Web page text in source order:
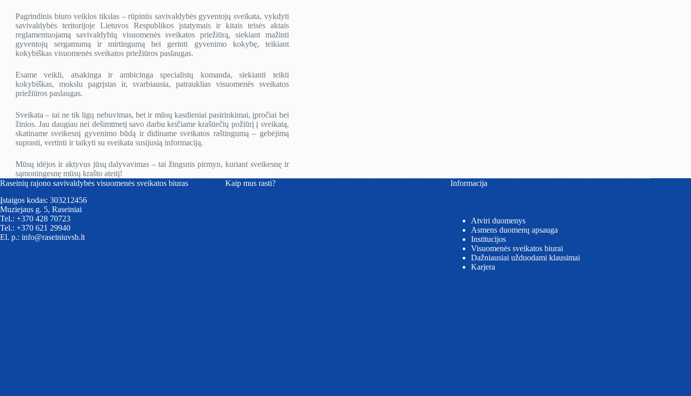
Pagrindinis biuro veiklos tikslas – rūpintis savivaldybės gyventojų sveikata, vykdyti
savivaldybės teritorijoje Lietuvos Respublikos įstatymais ir kitais teisės aktais
reglamentuojamą savivaldybių visuomenės sveikatos priežiūrą, siekiant mažinti
gyventojų sergamumą ir mirtingumą bei gerinti gyvenimo kokybę, teikiant
kokybiškas visuomenės sveikatos priežiūros paslaugas.
Esame veikli, atsakinga ir ambicinga specialistų komanda, siekianti teikti
kokybiškas, mokslu pagrįstas ir, svarbiausia, patrauklias visuomenės sveikatos
priežiūros paslaugas.
Sveikata – tai ne tik ligų nebuvimas, bet ir mūsų kasdieniai pasirinkimai, įpročiai bei
žinios. Jau daugiau nei dešimtmetį savo darbu keičiame kraštiečių požiūrį į sveikatą,
skatiname sveikesnį gyvenimo būdą ir didiname sveikatos raštingumą – gebėjimą
suprasti, vertinti ir taikyti su sveikata susijusią informaciją.
Mūsų idėjos ir aktyvus jūsų dalyvavimas – tai žingsnis pirmyn, kuriant sveikesnę ir
sąmoningesnę mūsų krašto ateitį!
Raseinių rajono savivaldybės visuomenės sveikatos biuras
Įstaigos kodas: 303212456
Muziejaus g. 5, Raseiniai
Tel.: +370 428 70723
Tel.: +370 621 29940
El. p.: info@raseiniuvsb.lt
Kaip mus rasti? Informacija
Atviri duomenys
Asmens duomenų apsauga
Institucijos
Visuomenės sveikatos biurai
Dažniausiai užduodami klausimai
Karjera